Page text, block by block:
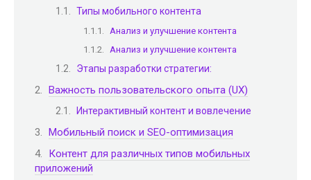
Типы мобильного контента
Анализ и улучшение контента
Анализ и улучшение контента
Этапы разработки стратегии:
Важность пользовательского опыта (UX)
Интерактивный контент и вовлечение
Мобильный поиск и SEO-оптимизация
Контент для различных типов мобильных
приложений